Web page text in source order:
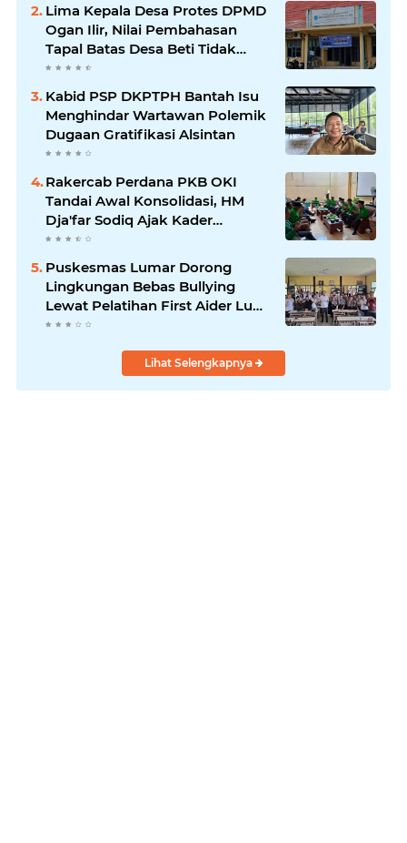
Lima Kepala Desa Protes DPMD
Ogan Ilir, Nilai Pembahasan
Tapal Batas Desa Beti Tidak
Transparan
Kabid PSP DKPTPH Bantah Isu
Menghindar Wartawan Polemik
Dugaan Gratifikasi Alsintan
Rakercab Perdana PKB OKI
Tandai Awal Konsolidasi, HM
Dja'far Sodiq Ajak Kader
Tinggalkan Dinamika Internal
Puskesmas Lumar Dorong
Lingkungan Bebas Bullying
Lewat Pelatihan First Aider Luka
Psikologis di SMAN 01
Lihat Selengkapnya